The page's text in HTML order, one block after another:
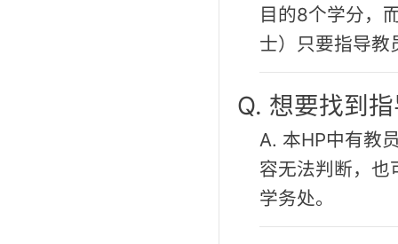
目的8个学分，
士）只要指导教
Q. 想要找到
A. 本HP中有教
容无法判断，也
学务处。